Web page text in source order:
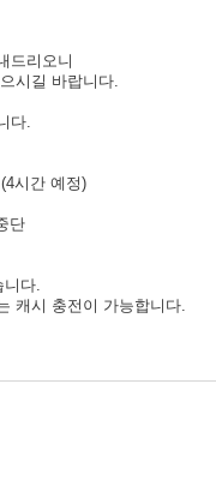
드리오니
시길 바랍니다.
다.
시간 예정)
단
니다.
캐시 충전이 가능합니다.